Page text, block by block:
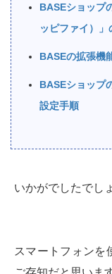
BASEショップ
ッピファイ）
BASEの拡張機
BASEショップ
設定手順
いかがでしたでし
スマートフォンを